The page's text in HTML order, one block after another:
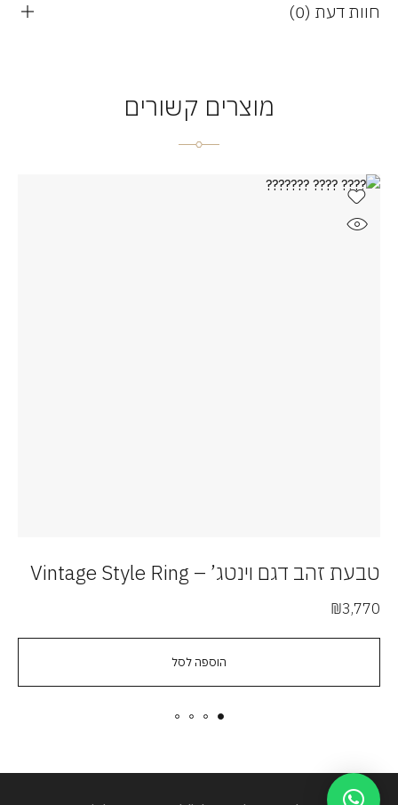
חוות דעת (0)
מוצרים קשורים
הוספה לסל
טבעת זהב דגם וינטג’ – Vintage Style Ring
₪3,770